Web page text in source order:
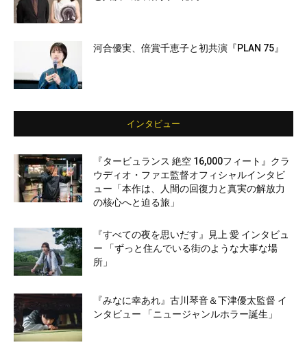
河合優実、倍賞千恵子と初共演『PLAN 75』
インタビュー
『タービュランス 絶空 16,000フィート』クラ
ウディオ・ファエ監督オフィシャルインタビ
ュー「本作は、人間の回復力と真実の解放力
の核心へと迫る旅」
『すべての夜を思いだす』見上 愛 インタビュ
ー 「ずっと住んでいる街のような大事な場
所」
『みなに幸あれ』古川琴音＆下津優太監督 イ
ンタビュー 「ニュージャンルホラー誕生」